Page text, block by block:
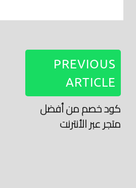
PREVIOUS
ARTICLE
كود خصم من أفضل
متجر عبر الأنترنت